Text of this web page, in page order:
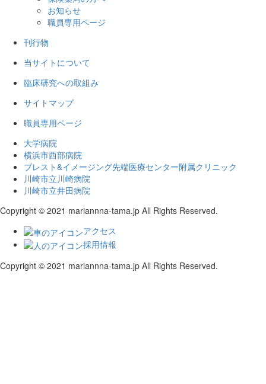
お知らせ
職員専用ページ
刊行物
当サイトについて
臨床研究への取組み
サイトマップ
職員専用ページ
大学病院
横浜市西部病院
ブレスト&イメージング先端医療センター附属クリニック
川崎市立川崎病院
川崎市立井田病院
Copyright © 2021 mariannna-tama.jp All Rights Reserved.
アクセス
採用情報
Copyright © 2021 mariannna-tama.jp All Rights Reserved.